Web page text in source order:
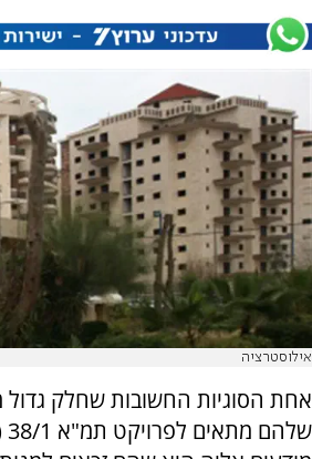
אילוסטרציה
אחת הסוגיות החשובות שחלק גדול